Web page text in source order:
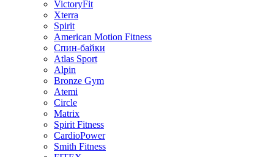
VictoryFit
Xterra
Spirit
American Motion Fitness
Спин-байки
Atlas Sport
Alpin
Bronze Gym
Atemi
Circle
Matrix
Spirit Fitness
CardioPower
Smith Fitness